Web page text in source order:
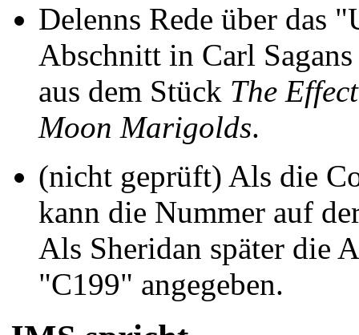
Delenns Rede über das
Abschnitt in Carl
aus dem Stück The
Moon Marigolds.
(nicht geprüft) Als die
kann die Nummer auf
Als Sheridan später die
"C199" angegeben.